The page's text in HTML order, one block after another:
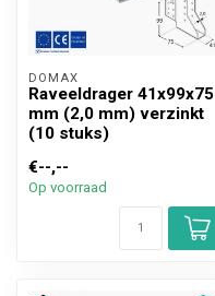
DOMAX
Raveeldrager 41x99x75
mm (2,0 mm) verzinkt
(10 stuks)
€--,--
Op voorraad